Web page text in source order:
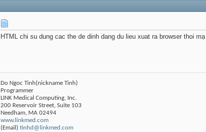
HTML chi su dung cac the de dinh dang du lieu xuat ra browser thoi mạ
Do Ngoc Tinh(nickname Tinh)
Programmer
LINK Medical Computing, Inc.
200 Reservoir Street, Suite 103
Needham, MA 02494
www.linkmed.com
(Email) tinhd@linkmed.com